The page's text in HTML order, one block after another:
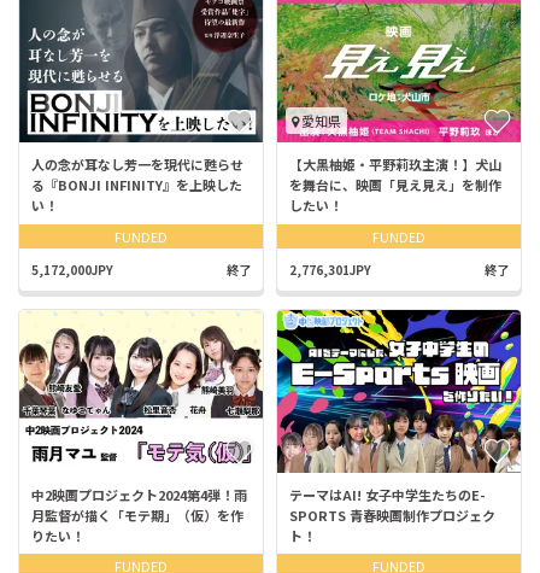
人の念が耳なし芳一を現代に甦らせ
る『BONJI INFINITY』を上映した
い！
FUNDED
5,172,000JPY 終了
愛知県
【大黒柚姫・平野莉玖主演！】犬山
を舞台に、映画「見え見え」を制作
したい！
FUNDED
2,776,301JPY 終了
中2映画プロジェクト2024︎第4弾！雨
月監督が描く「モテ期」（仮）を作
りたい！
FUNDED
テーマはAI! 女子中学生たちのE-
SPORTS 青春映画制作プロジェク
ト！
FUNDED